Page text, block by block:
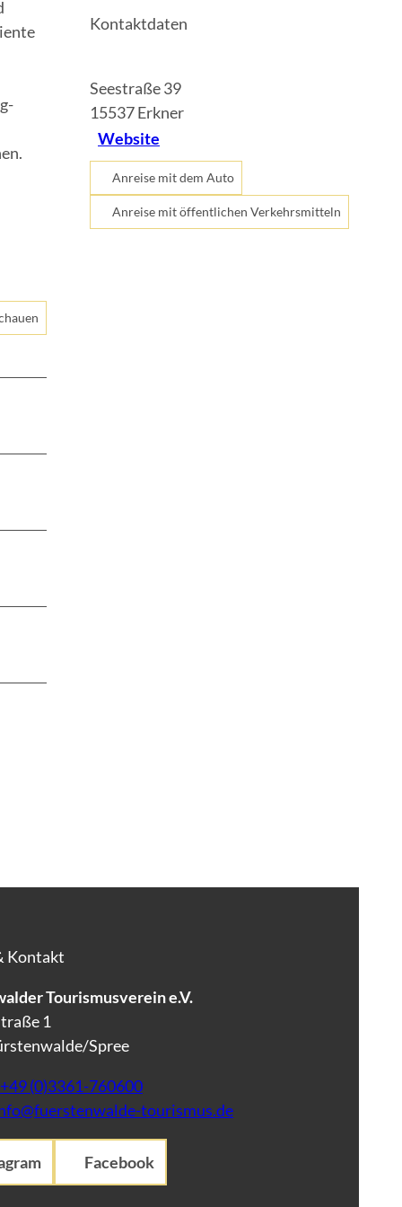
Kontaktdaten
Seestraße 39
15537Erkner
Website
Anreise mit dem Auto
Anreise mit öffentlichen Verkehrsmitteln
Kontakt
Tourismusverein e.V.
1
Spree
+49 (0)3361-760600
tourismus.de
Facebook